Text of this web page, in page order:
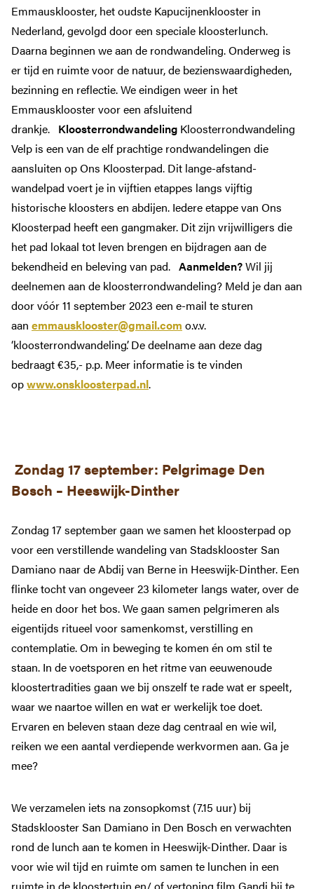
Emmausklooster, het oudste Kapucijnenklooster in
Nederland, gevolgd door een speciale kloosterlunch.
Daarna beginnen we aan de rondwandeling. Onderweg is
er tijd en ruimte voor de natuur, de bezienswaardigheden,
bezinning en reflectie. We eindigen weer in het
Emmausklooster voor een afsluitend
drankje. Kloosterrondwandeling Kloosterrondwandeling
Velp is een van de elf prachtige rondwandelingen die
aansluiten op Ons Kloosterpad. Dit lange-afstand-
wandelpad voert je in vijftien etappes langs vijftig
historische kloosters en abdijen. Iedere etappe van Ons
Kloosterpad heeft een gangmaker. Dit zijn vrijwilligers die
het pad lokaal tot leven brengen en bijdragen aan de
bekendheid en beleving van pad. Aanmelden?Wil jij
deelnemen aan de kloosterrondwandeling? Meld je dan aan
door vóór 11 september 2023 een e-mail te sturen
aan emmausklooster@gmail.com o.v.v.
‘kloosterrondwandeling’. De deelname aan deze dag
bedraagt €35,- p.p. Meer informatie is te vinden
opwww.onskloosterpad.nl.
Zondag 17 september: Pelgrimage Den
Bosch – Heeswijk-Dinther
Zondag 17 september gaan we samen het kloosterpad op
voor een verstillende wandeling van Stadsklooster San
Damiano naar de Abdij van Berne in Heeswijk-Dinther. Een
flinke tocht van ongeveer 23 kilometer langs water, over de
heide en door het bos. We gaan samen pelgrimeren als
eigentijds ritueel voor samenkomst, verstilling en
contemplatie. Om in beweging te komen én om stil te
staan. In de voetsporen en het ritme van eeuwenoude
kloostertradities gaan we bij onszelf te rade wat er speelt,
waar we naartoe willen en wat er werkelijk toe doet.
Ervaren en beleven staan deze dag centraal en wie wil,
reiken we een aantal verdiepende werkvormen aan. Ga je
mee?
We verzamelen iets na zonsopkomst (7.15 uur) bij
Stadsklooster San Damiano in Den Bosch en verwachten
rond de lunch aan te komen in Heeswijk-Dinther. Daar is
voor wie wil tijd en ruimte om samen te lunchen in een